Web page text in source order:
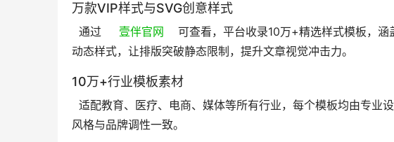
万款VIP样式与SVG创意样式
  通过
   壹伴官网
可查看，平台收录10万+精选样式模板，
动态样式，让排版突破静态限制，提升文章视觉冲击力。
10万+行业模板素材
风格与品牌调性一致。